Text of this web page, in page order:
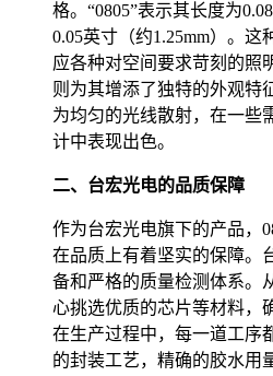
格。“0805”表示其长度为
0.05英寸（约1.25mm）。
应各种对空间要求苛刻的照
则为其增添了独特的外观特
为均匀的光线散射，在一些
计中表现出色。
二、台宏光电的品质保障
作为台宏光电旗下的产品，
在品质上有着坚实的保障。
备和严格的质量检测体系。
心挑选优质的芯片等材料，
在生产过程中，每一道工序
的封装工艺，精确的胶水用